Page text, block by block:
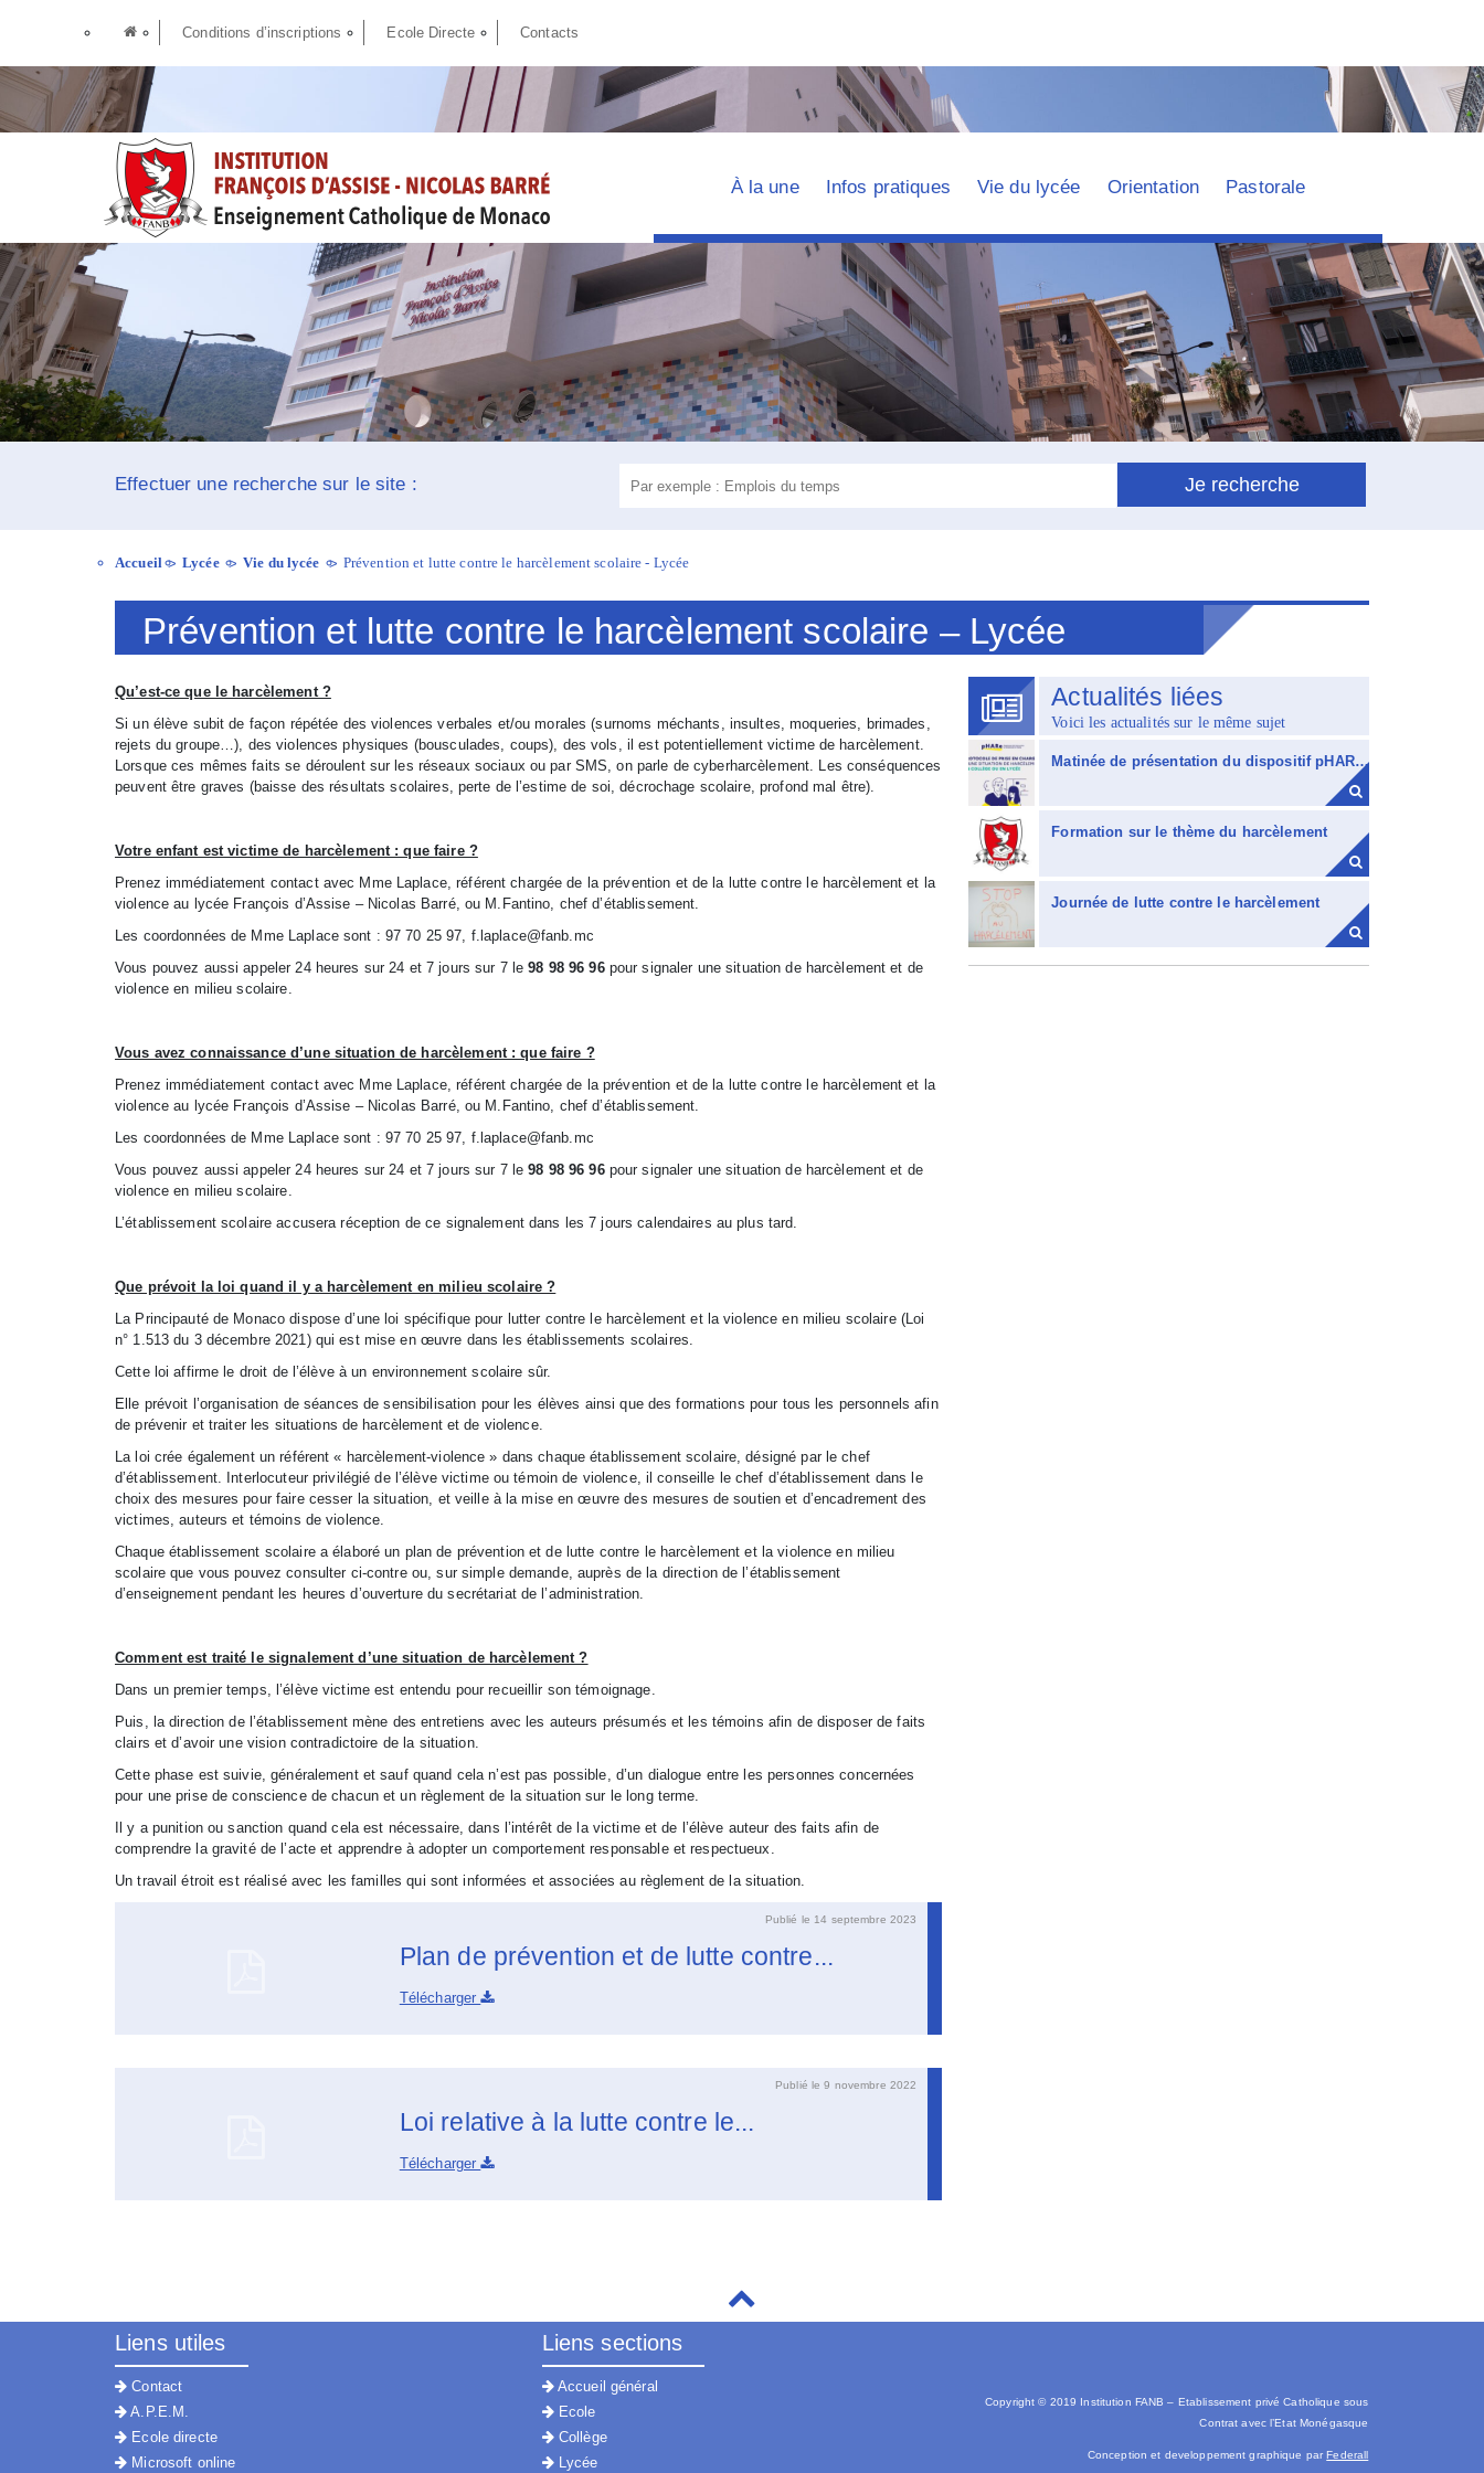
Conditions d’inscriptions Ecole Directe Contacts
À la une Infos pratiques Vie du lycée Orientation Pastorale
Effectuer une recherche sur le site : Je recherche
Accueil > Lycée > Vie du lycée > Prévention et lutte contre le harcèlement scolaire - Lycée
Prévention et lutte contre le harcèlement scolaire – Lycée
Qu’est-ce que le harcèlement ?
Si un élève subit de façon répétée des violences verbales et/ou morales (surnoms méchants, insultes, moqueries, brimades,
rejets du groupe…), des violences physiques (bousculades, coups), des vols, il est potentiellement victime de harcèlement.
Lorsque ces mêmes faits se déroulent sur les réseaux sociaux ou par SMS, on parle de cyberharcèlement. Les conséquences
peuvent être graves (baisse des résultats scolaires, perte de l’estime de soi, décrochage scolaire, profond mal être).
Votre enfant est victime de harcèlement : que faire ?
Prenez immédiatement contact avec Mme Laplace, référent chargée de la prévention et de la lutte contre le harcèlement et la
violence au lycée François d’Assise – Nicolas Barré, ou M.Fantino, chef d’établissement.
Les coordonnées de Mme Laplace sont : 97 70 25 97, f.laplace@fanb.mc
Vous pouvez aussi appeler 24 heures sur 24 et 7 jours sur 7 le98 98 96 96pour signaler une situation de harcèlement et de
violence en milieu scolaire.
Vous avez connaissance d’une situation de harcèlement : que faire ?
Prenez immédiatement contact avec Mme Laplace, référent chargée de la prévention et de la lutte contre le harcèlement et la
violence au lycée François d’Assise – Nicolas Barré, ou M.Fantino, chef d’établissement.
Les coordonnées de Mme Laplace sont : 97 70 25 97, f.laplace@fanb.mc
Vous pouvez aussi appeler 24 heures sur 24 et 7 jours sur 7 le98 98 96 96pour signaler une situation de harcèlement et de
violence en milieu scolaire.
L’établissement scolaire accusera réception de ce signalement dans les 7 jours calendaires au plus tard.
Que prévoit la loi quand il y a harcèlement en milieu scolaire ?
La Principauté de Monaco dispose d’une loi spécifique pour lutter contre le harcèlement et la violence en milieu scolaire (Loi
n° 1.513 du 3 décembre 2021) qui est mise en œuvre dans les établissements scolaires.
Cette loi affirme le droit de l’élève à un environnement scolaire sûr.
Elle prévoit l’organisation de séances de sensibilisation pour les élèves ainsi que des formations pour tous les personnels afin
de prévenir et traiter les situations de harcèlement et de violence.
La loi crée également un référent « harcèlement-violence » dans chaque établissement scolaire, désigné par le chef
d’établissement. Interlocuteur privilégié de l’élève victime ou témoin de violence, il conseille le chef d’établissement dans le
choix des mesures pour faire cesser la situation, et veille à la mise en œuvre des mesures de soutien et d’encadrement des
victimes, auteurs et témoins de violence.
Chaque établissement scolaire a élaboré un plan de prévention et de lutte contre le harcèlement et la violence en milieu
scolaire que vous pouvez consulter ci-contre ou, sur simple demande, auprès de la direction de l’établissement
d’enseignement pendant les heures d’ouverture du secrétariat de l’administration.
Comment est traité le signalement d’une situation de harcèlement ?
Dans un premier temps, l’élève victime est entendu pour recueillir son témoignage.
Puis, la direction de l’établissement mène des entretiens avec les auteurs présumés et les témoins afin de disposer de faits
clairs et d’avoir une vision contradictoire de la situation.
Cette phase est suivie, généralement et sauf quand cela n’est pas possible, d’un dialogue entre les personnes concernées
pour une prise de conscience de chacun et un règlement de la situation sur le long terme.
Il y a punition ou sanction quand cela est nécessaire, dans l’intérêt de la victime et de l’élève auteur des faits afin de
comprendre la gravité de l’acte et apprendre à adopter un comportement responsable et respectueux.
Un travail étroit est réalisé avec les familles qui sont informées et associées au règlement de la situation.
Publié le 14 septembre 2023
Plan de prévention et de lutte contre...
Télécharger
Publié le 9 novembre 2022
Loi relative à la lutte contre le...
Télécharger
Actualités liées
Voici les actualités sur le même sujet
Matinée de présentation du dispositif pHARe : une mobilisation collective contre le harcèlement
Formation sur le thème du harcèlement
Journée de lutte contre le harcèlement
Liens utiles
Contact
A.P.E.M.
Ecole directe
Microsoft online
Liens sections
Accueil général
Ecole
Collège
Lycée
Copyright © 2019 Institution FANB – Etablissement privé Catholique sous
Contrat avec l’Etat Monégasque
Conception et developpement graphique parFederall